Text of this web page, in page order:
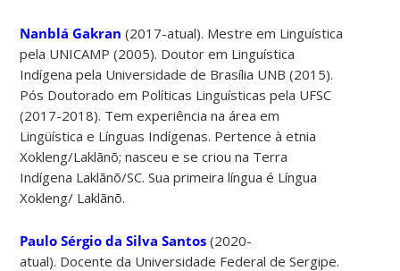
Nanblá Gakran (2017-atual). Mestre em Linguística
pela UNICAMP (2005). Doutor em Linguística
Indígena pela Universidade de Brasília UNB (2015).
Pós Doutorado em Políticas Linguísticas pela UFSC
(2017-2018). Tem experiência na área em
Lingüística e Línguas Indígenas. Pertence à etnia
Xokleng/Laklãnõ; nasceu e se criou na Terra
Indígena Laklãnõ/SC. Sua primeira língua é Língua
Xokleng/ Laklãnõ.
Paulo Sérgio da Silva Santos (2020-
atual). Docente da Universidade Federal de Sergipe.